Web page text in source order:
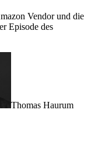
Vendor und die
Episode des
Thomas Haurum